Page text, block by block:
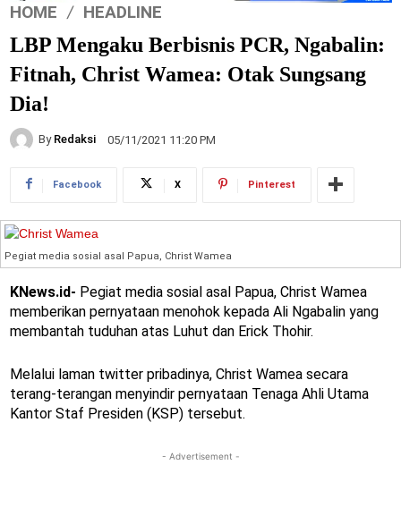
HOME HEADLINE
LBP Mengaku Berbisnis PCR, Ngabalin:
Fitnah, Christ Wamea: Otak Sungsang
Dia!
By Redaksi 05/11/2021 11:20 PM
Facebook X Pinterest
Pegiat media sosial asal Papua, Christ Wamea
KNews.id- Pegiat media sosial asal Papua, Christ Wamea
memberikan pernyataan menohok kepada Ali Ngabalin yang
membantah tuduhan atas Luhut dan Erick Thohir.
Melalui laman twitter pribadinya, Christ Wamea secara
terang-terangan menyindir pernyataan Tenaga Ahli Utama
Kantor Staf Presiden (KSP) tersebut.
- Advertisement -